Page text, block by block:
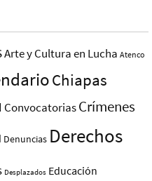
Arte y Cultura en Lucha Atenco
Chiapas
ConvocatoriasCrímenes
Denuncias Derechos
Desplazados Educación